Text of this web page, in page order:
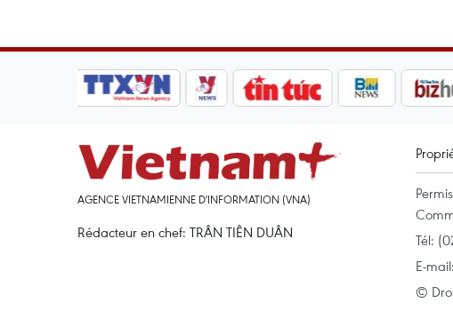
AGENCE VIETNAMIENNE D'INFORMATION (VNA)
Rédacteur en chef: TRÂN TIÊN DUÂN
Tél:
E-mail:
©